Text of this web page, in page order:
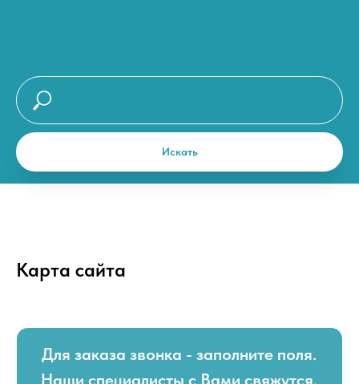
Искать
Карта сайта
+7
Наши специалисты с Вами свяжутся.